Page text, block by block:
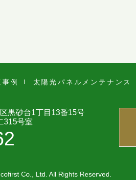
例 太陽光パネル メンテナンス
黒砂台1丁目13番15号
315号室
Co., Ltd. All Rights Reserved.